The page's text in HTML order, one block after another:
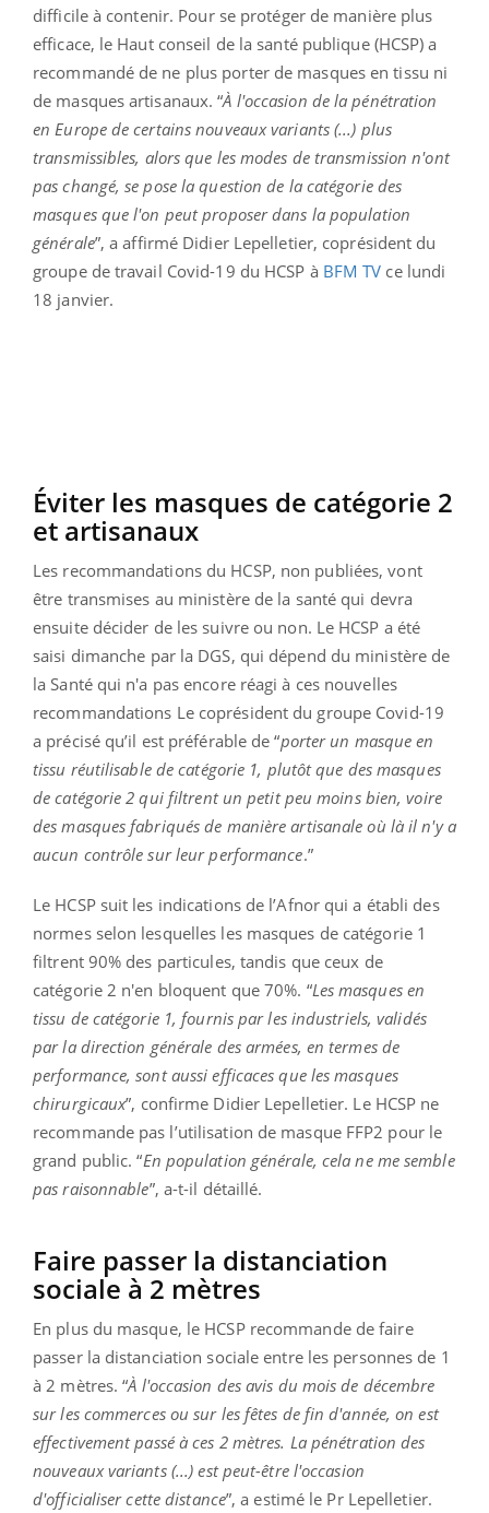
difficile à contenir. Pour se protéger de manière plus
efficace, le Haut conseil de la santé publique (HCSP) a
recommandé de ne plus porter de masques en tissu ni
de masques artisanaux. “À l'occasion de la pénétration
en Europe de certains nouveaux variants (...) plus
transmissibles, alors que les modes de transmission n'ont
pas changé, se pose la question de la catégorie des
masques que l'on peut proposer dans la population
générale”, a affirmé Didier Lepelletier, coprésident du
groupe de travail Covid-19 du HCSP à BFM TV ce lundi
18 janvier.
Éviter les masques de catégorie 2
et artisanaux
Les recommandations du HCSP, non publiées, vont
être transmises au ministère de la santé qui devra
ensuite décider de les suivre ou non. Le HCSP a été
saisi dimanche par la DGS, qui dépend du ministère de
la Santé qui n'a pas encore réagi à ces nouvelles
recommandations Le coprésident du groupe Covid-19
a précisé qu’il est préférable de “porter un masque en
tissu réutilisable de catégorie 1, plutôt que des masques
de catégorie 2 qui filtrent un petit peu moins bien, voire
des masques fabriqués de manière artisanale où là il n'y a
aucun contrôle sur leur performance.”
Le HCSP suit les indications de l’Afnor qui a établi des
normes selon lesquelles les masques de catégorie 1
filtrent 90% des particules, tandis que ceux de
catégorie 2 n'en bloquent que 70%. “Les masques en
tissu de catégorie 1, fournis par les industriels, validés
par la direction générale des armées, en termes de
performance, sont aussi efficaces que les masques
chirurgicaux”, confirme Didier Lepelletier. Le HCSP ne
recommande pas l’utilisation de masque FFP2 pour le
grand public. “En population générale, cela ne me semble
pas raisonnable”, a-t-il détaillé.
Faire passer la distanciation
sociale à 2 mètres
En plus du masque, le HCSP recommande de faire
passer la distanciation sociale entre les personnes de 1
à 2 mètres. “À l'occasion des avis du mois de décembre
sur les commerces ou sur les fêtes de fin d'année, on est
effectivement passé à ces 2 mètres. La pénétration des
nouveaux variants (...) est peut-être l'occasion
d'officialiser cette distance”, a estimé le Pr Lepelletier.